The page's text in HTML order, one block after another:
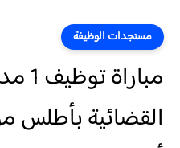
مستجدات الوظيفة
القضائية بأطلس